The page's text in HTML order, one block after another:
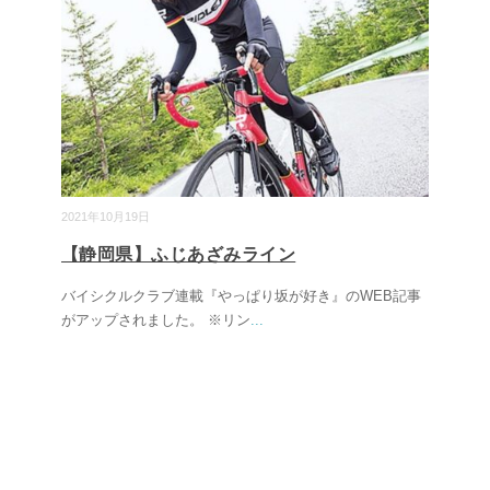
2021年10月19日
【静岡県】ふじあざみライン
バイシクルクラブ連載『やっぱり坂が好き』のWEB記事
がアップされました。 ※リン...